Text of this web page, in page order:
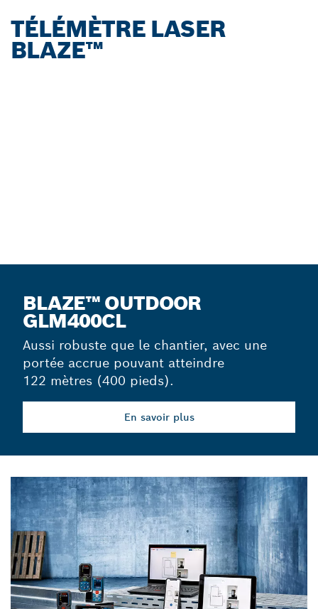
TÉLÉMÈTRE LASER
BLAZE™
BLAZE™ OUTDOOR
GLM400CL
Aussi robuste que le chantier, avec une
portée accrue pouvant atteindre
122 mètres (400 pieds).
En savoir plus